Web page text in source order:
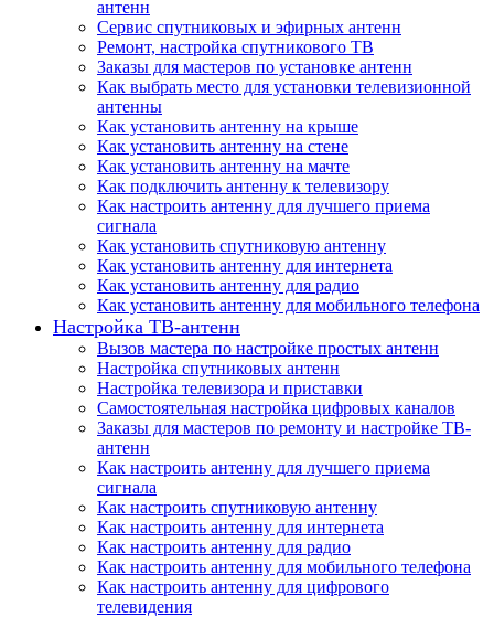
антенн
Сервис спутниковых и эфирных антенн
Ремонт, настройка спутникового ТВ
Заказы для мастеров по установке антенн
Как выбрать место для установки телевизионной
антенны
Как установить антенну на крыше
Как установить антенну на стене
Как установить антенну на мачте
Как подключить антенну к телевизору
Как настроить антенну для лучшего приема
сигнала
Как установить спутниковую антенну
Как установить антенну для интернета
Как установить антенну для радио
Как установить антенну для мобильного телефона
Настройка ТВ-антенн
Вызов мастера по настройке простых антенн
Настройка спутниковых антенн
Настройка телевизора и приставки
Самостоятельная настройка цифровых каналов
Заказы для мастеров по ремонту и настройке ТВ-
антенн
Как настроить антенну для лучшего приема
сигнала
Как настроить спутниковую антенну
Как настроить антенну для интернета
Как настроить антенну для радио
Как настроить антенну для мобильного телефона
Как настроить антенну для цифрового
телевидения